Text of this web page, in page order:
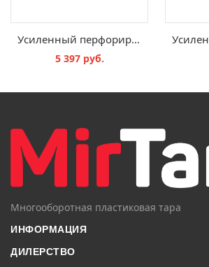
Усиленный перфорированный паллет на трех полозьях усиленный двумя трубами1200x800x150, 02.117.Т206/40
5 397 руб.
Многооборотная пластиковая тара
ИНФОРМАЦИЯ
ДИЛЕРСТВО